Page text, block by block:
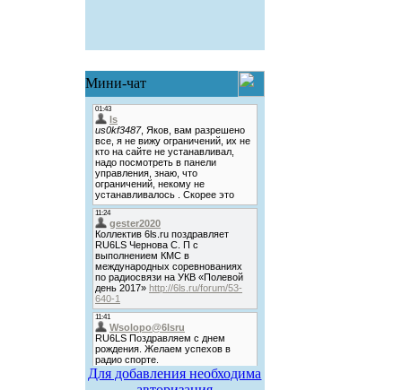
Мини-чат
Для добавления необходима